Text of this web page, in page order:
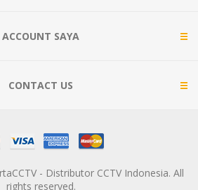
ACCOUNT SAYA
CONTACT US
- Distributor CCTV Indonesia. All
rights reserved.